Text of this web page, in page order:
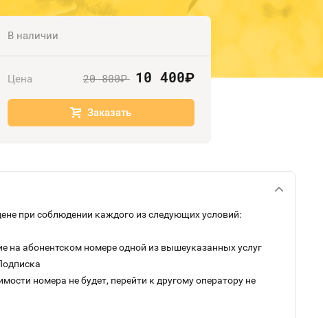
В наличии
Цена 20 800руб. 10 400руб.
Заказать
при соблюдении каждого из следующих условий:
на абонентском номере одной из вышеуказанных услуг
номера не будет, перейти к другому оператору не